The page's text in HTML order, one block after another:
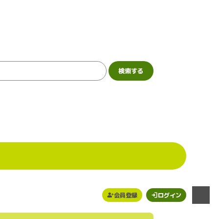
会員登録 ログイン